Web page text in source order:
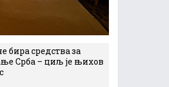
бира средства за
Срба – циљ је њихов